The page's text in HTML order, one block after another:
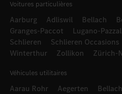
Voitures particulières
Aarburg Adliswil Bellach
Granges-Paccot
Lugano-
Schlieren
Schlieren Occasions
Winterthur
Zollikon Zürich-
Véhicules utilitaires
Aarau Rohr Aegerten Bellach